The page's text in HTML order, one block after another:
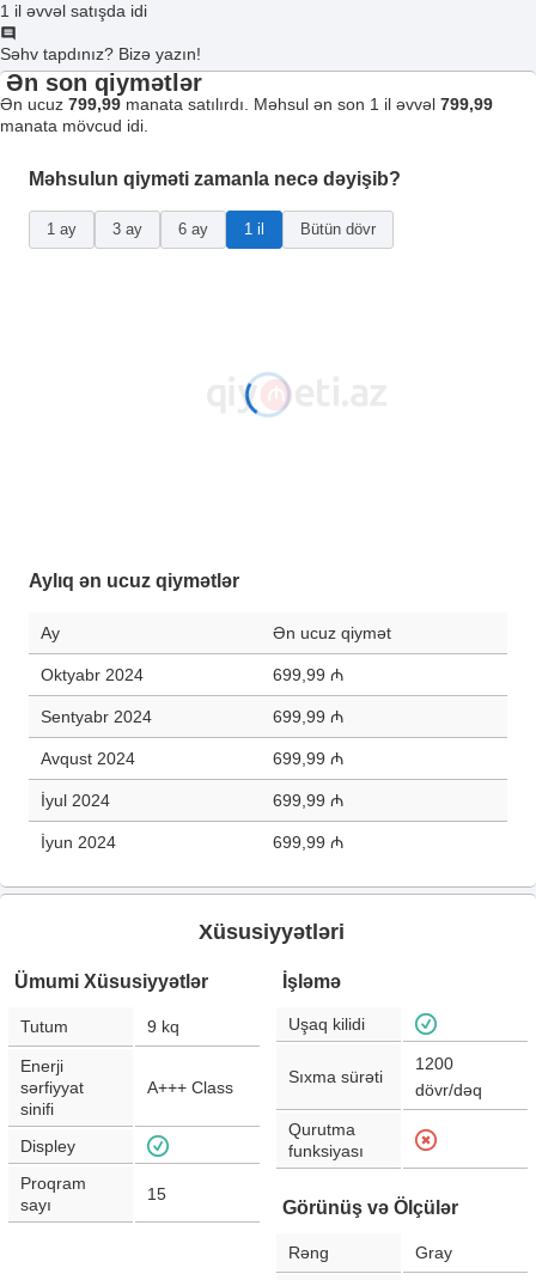
1 il əvvəl satışda idi
Səhv tapdınız? Bizə yazın!
Ən son qiymətlər
Ən ucuz 799,99 manata satılırdı. Məhsul ən son 1 il əvvəl 799,99
manata mövcud idi.
Məhsulun qiyməti zamanla necə dəyişib?
1 ay 3 ay 6 ay 1 il Bütün dövr
Aylıq ən ucuz qiymətlər
Ay Ən ucuz qiymət
Oktyabr 2024 699,99 ₼
Sentyabr 2024 699,99 ₼
Avqust 2024 699,99 ₼
İyul 2024 699,99 ₼
İyun 2024 699,99 ₼
Xüsusiyyətləri
Ümumi Xüsusiyyətlər
Tutum 9 kq
Enerji
sərfiyyat
sinifi
A+++ Class
Displey
Proqram
sayı
15
İşləmə
Uşaq kilidi
Sıxma sürəti
1200
dövr/dəq
Qurutma
funksiyası
Görünüş və Ölçülər
Rəng Gray